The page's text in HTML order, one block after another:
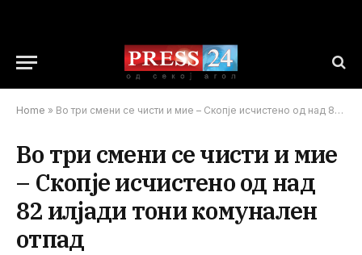
Home » Во три смени се чисти и мие – Скопје исчистено од над 82 илјади тони комунален отпад
Во три смени се чисти и мие
– Скопје исчистено од над
82 илјади тони комунален
отпад